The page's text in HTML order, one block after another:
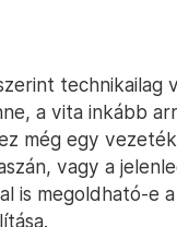
technikailag
a vita inkább
még egy
vagy a
is megoldható-e a